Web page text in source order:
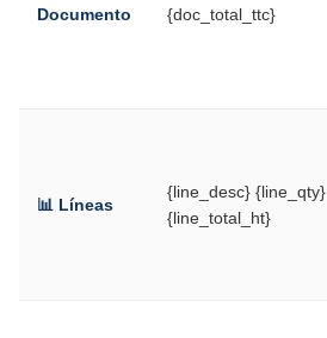
Documento
{doc_total_ttc}
📊 Líneas
{line_desc} {line_qty}
{line_total_ht}